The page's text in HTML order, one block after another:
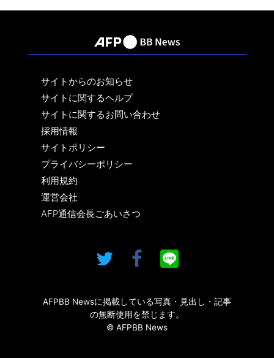
サイトからのお知らせ
サイトに関するヘルプ
サイトに関するお問い合わせ
採用情報
サイトポリシー
プライバシーポリシー
利用規約
運営会社
AFP通信会長ごあいさつ
AFPBB Newsに掲載している写真・見出し・記事
の無断使用を禁じます。
© AFPBB News